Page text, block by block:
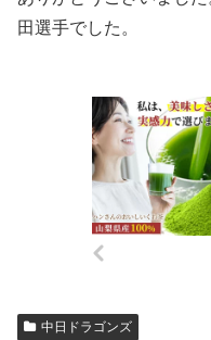
田選手でした。
中日ドラゴンズ